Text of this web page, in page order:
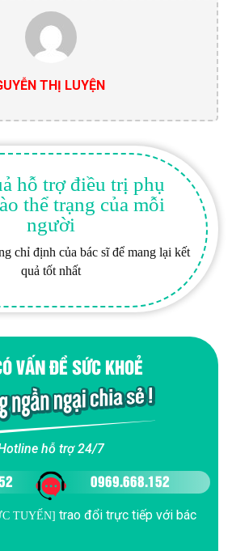
THỊ LUYỆN
hỗ trợ điều trị phụ
thể trạng của mỗi
người
chỉ định của bác sĩ để mang lại kết
quả tốt nhất
VẤN ĐỀ SỨC KHOẺ
hỗ trợ 24/7
0969.668.152
TUYẾN] trao đổi trực tiếp với bác